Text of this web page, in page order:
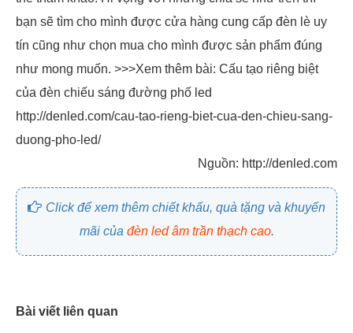
bạn sẽ tìm cho mình được cửa hàng cung cấp đèn lè uy
tín cũng như chọn mua cho mình được sản phẩm đúng
như mong muốn. >>>Xem thêm bài: Cấu tạo riêng biệt
của đèn chiếu sáng đường phố led
http://denled.com/cau-tao-rieng-biet-cua-den-chieu-sang-
duong-pho-led/
Nguồn: http://denled.com
Click để xem thêm chiết khấu, quà tặng và khuyến
mãi của đèn led âm trần thạch cao.
Bài viết liên quan